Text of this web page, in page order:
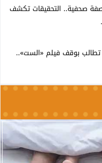
صحفية.. التحقيقات تكشف
بوقف فيلم «الست»..